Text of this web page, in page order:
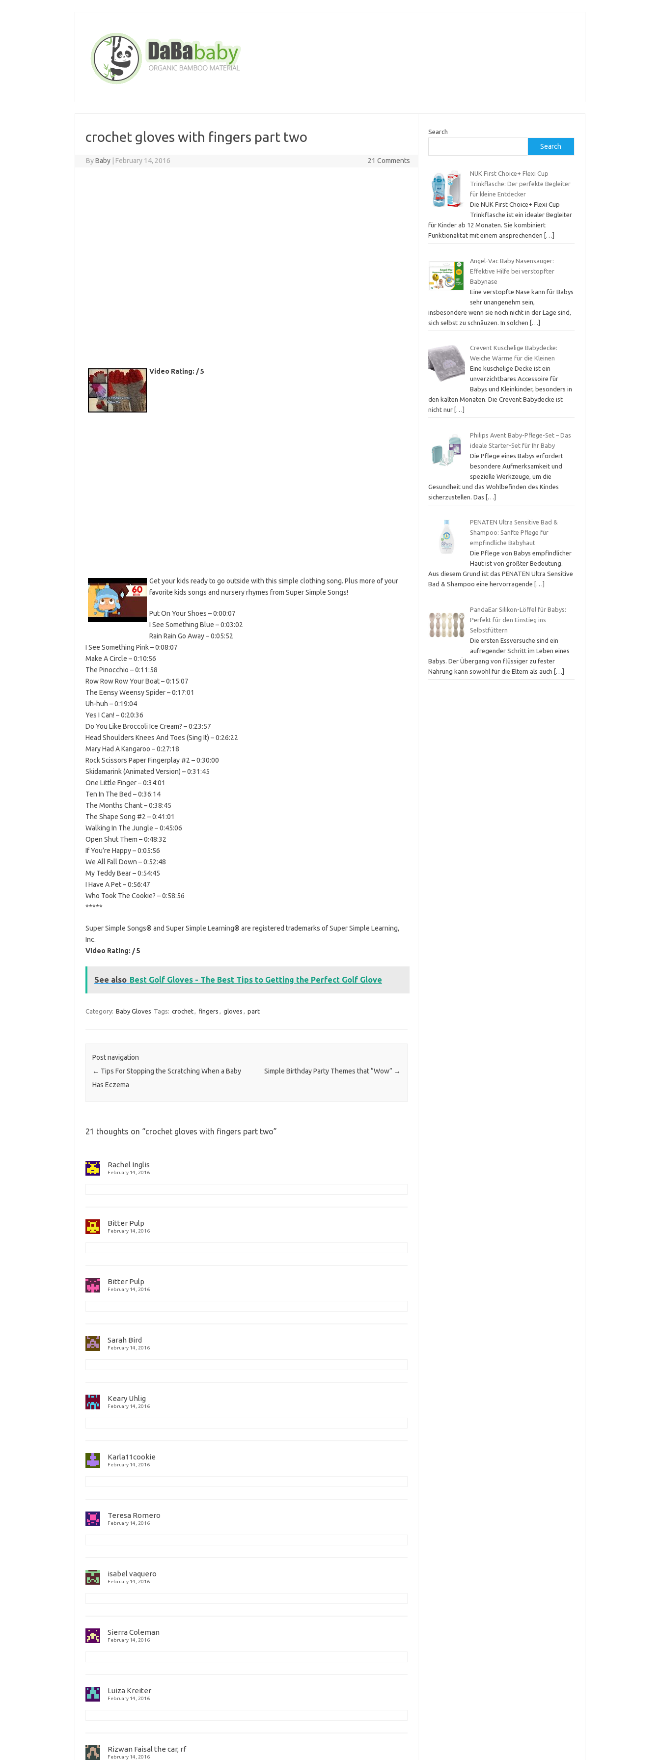
crochet gloves with fingers part two
ByBaby February 14, 2016 21 Comments
Video Rating: / 5
Get your kids ready to go outside with this simple clothing song. Plus more of your
favorite kids songs and nursery rhymes from Super Simple Songs!
Put On Your Shoes – 0:00:07
I See Something Blue – 0:03:02
Rain Rain Go Away – 0:05:52
I See Something Pink – 0:08:07
Make A Circle – 0:10:56
The Pinocchio – 0:11:58
Row Row Row Your Boat – 0:15:07
The Eensy Weensy Spider – 0:17:01
Uh-huh – 0:19:04
Yes I Can! – 0:20:36
Do You Like Broccoli Ice Cream? – 0:23:57
Head Shoulders Knees And Toes (Sing It) – 0:26:22
Mary Had A Kangaroo – 0:27:18
Rock Scissors Paper Fingerplay #2 – 0:30:00
Skidamarink (Animated Version) – 0:31:45
One Little Finger – 0:34:01
Ten In The Bed – 0:36:14
The Months Chant – 0:38:45
The Shape Song #2 – 0:41:01
Walking In The Jungle – 0:45:06
Open Shut Them – 0:48:32
If You’re Happy – 0:05:56
We All Fall Down – 0:52:48
My Teddy Bear – 0:54:45
I Have A Pet – 0:56:47
Who Took The Cookie? – 0:58:56
*****
Super Simple Songs® and Super Simple Learning® are registered trademarks of Super Simple Learning,
Inc.
Video Rating: / 5
See also Best Golf Gloves - The Best Tips to Getting the Perfect Golf Glove
Category: Baby Gloves Tags: crochet, fingers , gloves , part
Post navigation
← Tips For Stopping the Scratching When a Baby
Has Eczema
Simple Birthday Party Themes that “Wow” →
21 thoughts on “crochet gloves with fingers part two”
Rachel Inglis
February 14, 2016
Bitter Pulp
February 14, 2016
Bitter Pulp
February 14, 2016
Sarah Bird
February 14, 2016
Keary Uhlig
February 14, 2016
Karla11cookie
February 14, 2016
Teresa Romero
February 14, 2016
isabel vaquero
February 14, 2016
Sierra Coleman
February 14, 2016
Luiza Kreiter
February 14, 2016
Rizwan Faisal the car, rf
February 14, 2016
Search
Search
NUK First Choice+ Flexi Cup
Trinkflasche: Der perfekte Begleiter
für kleine Entdecker
Die NUK First Choice+ Flexi Cup
Trinkflasche ist ein idealer Begleiter
für Kinder ab 12 Monaten. Sie kombiniert
Funktionalität mit einem ansprechenden
[…]
Angel-Vac Baby Nasensauger:
Effektive Hilfe bei verstopfter
Babynase
Eine verstopfte Nase kann für Babys
sehr unangenehm sein,
insbesondere wenn sie noch nicht in der Lage sind,
sich selbst zu schnäuzen. In solchen […]
Crevent Kuschelige Babydecke:
Weiche Wärme für die Kleinen
Eine kuschelige Decke ist ein
unverzichtbares Accessoire für
Babys und Kleinkinder, besonders in
den kalten Monaten. Die Crevent Babydecke ist
nicht nur […]
Philips Avent Baby-Pflege-Set – Das
ideale Starter-Set für Ihr Baby
Die Pflege eines Babys erfordert
besondere Aufmerksamkeit und
spezielle Werkzeuge, um die
Gesundheit und das Wohlbefinden des Kindes
sicherzustellen. Das […]
PENATEN Ultra Sensitive Bad &
Shampoo: Sanfte Pflege für
empfindliche Babyhaut
Die Pflege von Babys empfindlicher
Haut ist von größter Bedeutung.
Aus diesem Grund ist das PENATEN Ultra Sensitive
Bad & Shampoo eine hervorragende
[…]
PandaEar Silikon-Löffel für Babys:
Perfekt für den Einstieg ins
Selbstfüttern
Die ersten Essversuche sind ein
aufregender Schritt im Leben eines
Babys. Der Übergang von flüssiger zu fester
Nahrung kann sowohl für die Eltern als auch […]